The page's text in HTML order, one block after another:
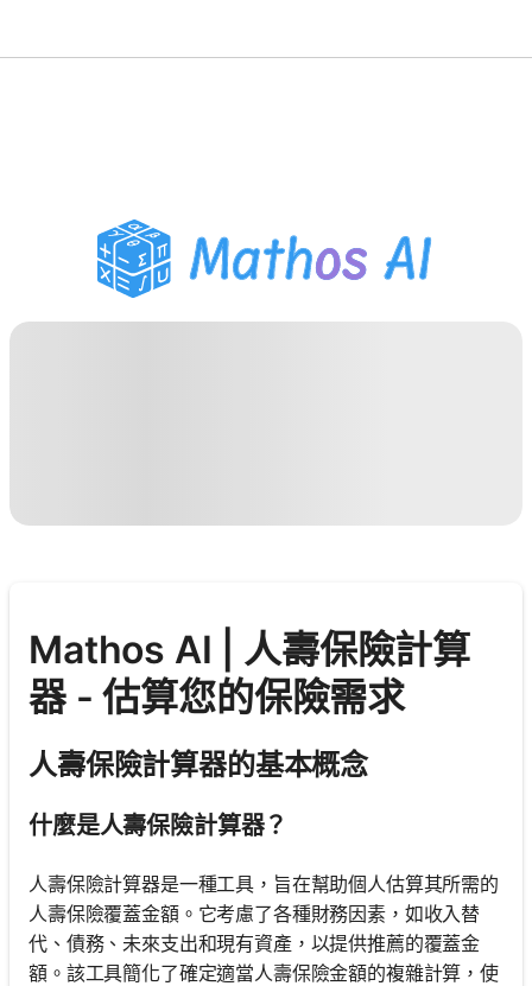
PDF 作業助手
學習工具
Mathos AI | 人壽保險計算
器 - 估算您的保險需求
人壽保險計算器的基本概念
什麼是人壽保險計算器？
人壽保險計算器是一種工具，旨在幫助個人估算其所需的
人壽保險覆蓋金額。它考慮了各種財務因素，如收入替
代、債務、未來支出和現有資產，以提供推薦的覆蓋金
額。該工具簡化了確定適當人壽保險金額的複雜計算，使